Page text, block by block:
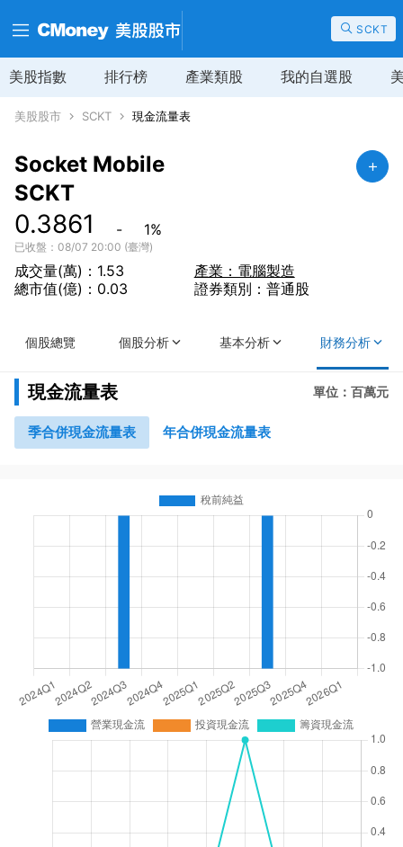
SCKT
美股指數 排行榜 產業類股 我的自選股
美股股市 SCKT 現金流量表
Socket Mobile
SCKT
0.3861 - 1%
已收盤：08/07 20:00 (臺灣)
成交量(萬)：1.53
總市值(億)：0.03
產業：電腦製造
證券類別：普通股
個股總覽 個股分析 基本分析 財務分析
現金流量表 單位：百萬元
季合併現金流量表 年合併現金流量表